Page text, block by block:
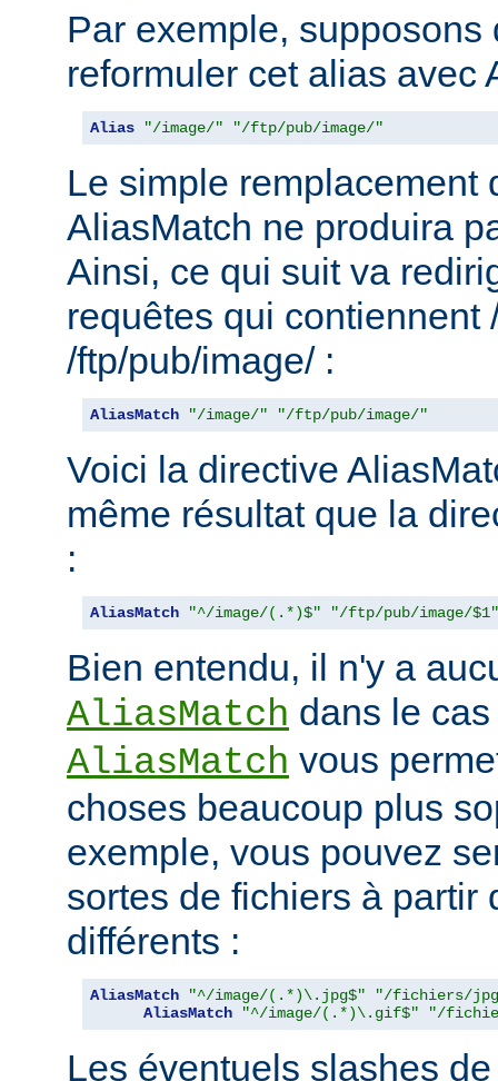
Par exemple,
reformuler cet alias avec
Alias "/image/" "/ftp/pub/image/"
Le simple remplacement
AliasMatch ne produira
Ainsi, ce qui suit va
requêtes qui contiennent
/ftp/pub/image/ :
AliasMatch "/image/" "/ftp/pub/image/"
Voici la directive
même résultat que la
:
AliasMatch "^/image/(.*)$" "/ftp/pub/image/$1"
Bien entendu, il n'y a
AliasMatch dans le
AliasMatch vous
choses beaucoup plus
exemple, vous pouvez
sortes de fichiers à partir
différents :
AliasMatch "^/image/(.*)\.jpg$"
"/fichiers/
AliasMatch
"^/image/(.*)\.gif$" "/
Les éventuels slashes